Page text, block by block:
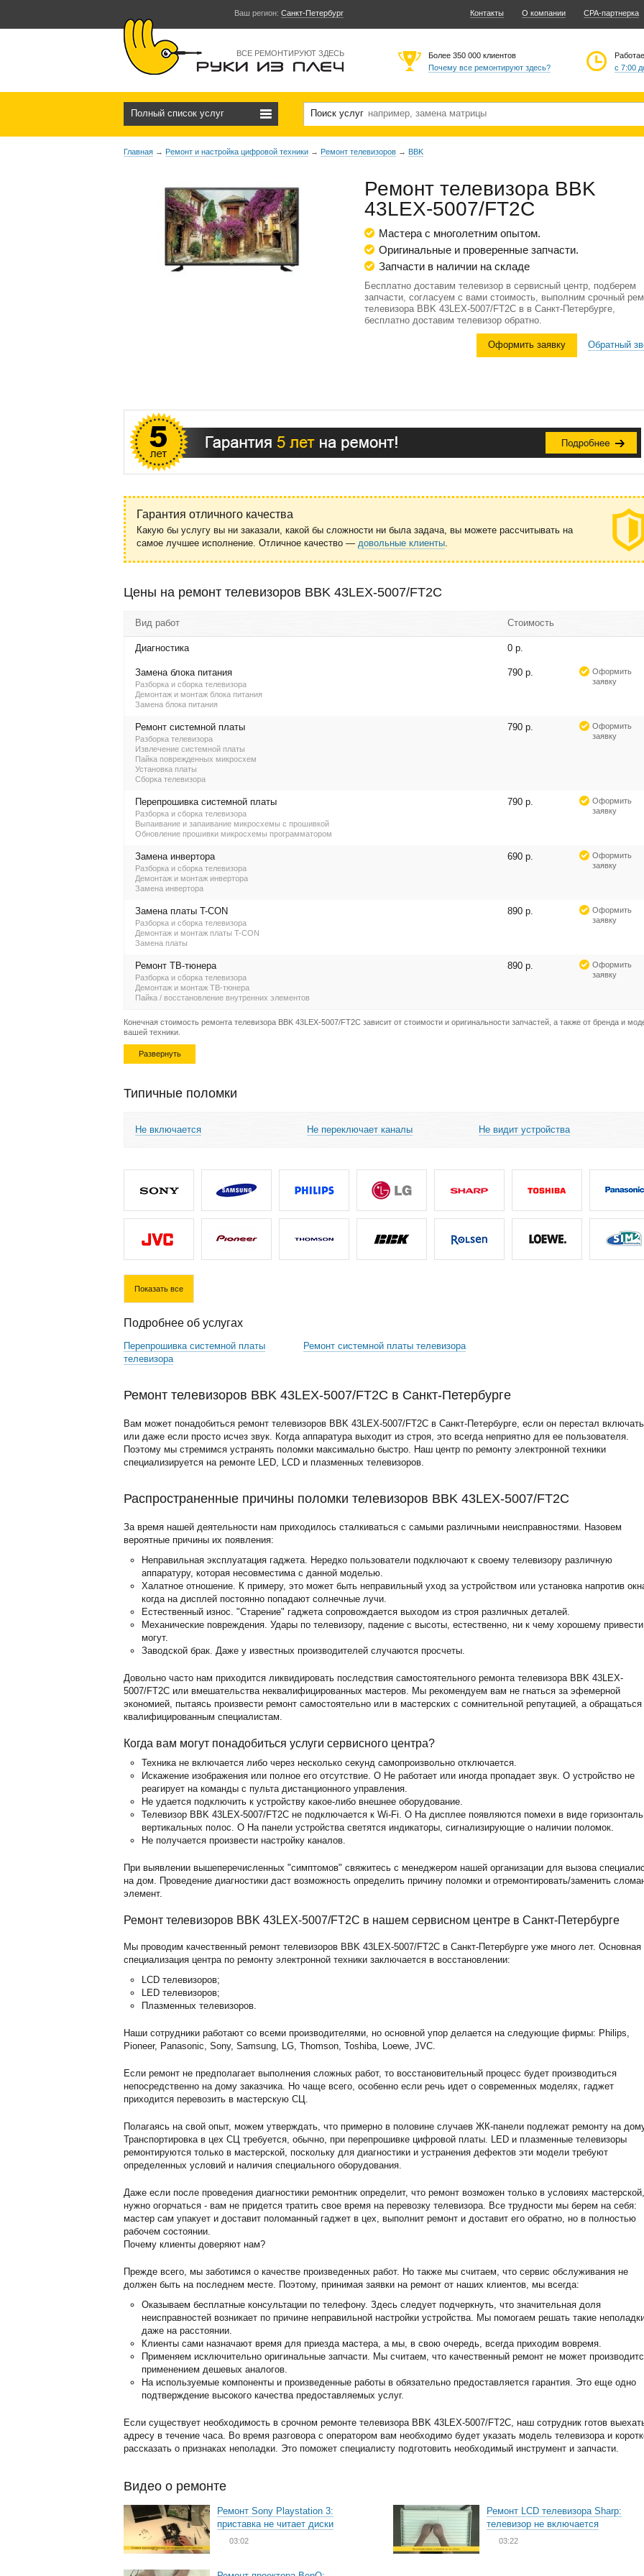
Ваш регион: Санкт-Петербург Контакты О компании CPA-партнерка
ВСЕ РЕМОНТИРУЮТ ЗДЕСЬ
с 7:00
Более 350 000 клиентов
Почему все ремонтируют здесь?
Полный список услуг Поиск услуг
Главная → Ремонт и настройка цифровой техники → Ремонт телевизоров → BBK
Ремонт телевизора BBK
43LEX-5007/FT2C
Мастера с многолетним опытом.
Оригинальные и проверенные запчасти.
Запчасти в наличии на складе
Бесплатно доставим телевизор в сервисный центр, подберем
запчасти, согласуем с вами стоимость, выполним срочный
телевизора BBK 43LEX-5007/FT2C в в Санкт-Петербурге,
бесплатно доставим телевизор обратно.
Оформить заявку Обратный
Гарантия отличного качества
Какую бы услугу вы ни заказали, какой бы сложности ни была задача, вы можете рассчитывать на
самое лучшее исполнение. Отличное качество — довольные клиенты.
Цены на ремонт телевизоров BBK 43LEX-5007/FT2C
Вид работ Стоимость
Диагностика 0 р.
Замена блока питания
Разборка и сборка телевизора
Демонтаж и монтаж блока питания
Замена блока питания
790 р.
Оформить
заявку
Ремонт системной платы
Разборка телевизора
Извлечение системной платы
Пайка поврежденных микросхем
Установка платы
Сборка телевизора
790 р.
Оформить
заявку
Перепрошивка системной платы
Разборка и сборка телевизора
Выпаивание и запаивание микросхемы с прошивкой
Обновление прошивки микросхемы программатором
790 р.
Оформить
заявку
Замена инвертора
Разборка и сборка телевизора
Демонтаж и монтаж инвертора
Замена инвертора
690 р.
Оформить
заявку
Замена платы T-CON
Разборка и сборка телевизора
Демонтаж и монтаж платы T-CON
Замена платы
890 р.
Оформить
заявку
Ремонт ТВ-тюнера
Разборка и сборка телевизора
Демонтаж и монтаж ТВ-тюнера
Пайка / восстановление внутренних элементов
890 р.
Оформить
заявку
Конечная стоимость ремонта телевизора BBK 43LEX-5007/FT2C зависит от стоимости и оригинальности запчастей, а также от бренда и
вашей техники.
Развернуть
Типичные поломки
Не включается Не переключает каналы Не видит устройства
Показать все
Подробнее об услугах
Перепрошивка системной платы
телевизора
Ремонт системной платы телевизора
Ремонт телевизоров BBK 43LEX-5007/FT2C в Санкт-Петербурге
Вам может понадобиться ремонт телевизоров BBK 43LEX-5007/FT2C в Санкт-Петербурге, если он перестал
или даже если просто исчез звук. Когда аппаратура выходит из строя, это всегда неприятно для ее пользователя.
Поэтому мы стремимся устранять поломки максимально быстро. Наш центр по ремонту электронной техники
специализируется на ремонте LED, LCD и плазменных телевизоров.
Распространенные причины поломки телевизоров BBK 43LEX-5007/FT2C
За время нашей деятельности нам приходилось сталкиваться с самыми различными неисправностями. Назовем
вероятные причины их появления:
Неправильная эксплуатация гаджета. Нередко пользователи подключают к своему телевизору различную
аппаратуру, которая несовместима с данной моделью.
Халатное отношение. К примеру, это может быть неправильный уход за устройством или установка напротив
когда на дисплей постоянно попадают солнечные лучи.
Естественный износ. "Старение" гаджета сопровождается выходом из строя различных деталей.
Механические повреждения. Удары по телевизору, падение с высоты, естественно, ни к чему хорошему
могут.
Заводской брак. Даже у известных производителей случаются просчеты.
Довольно часто нам приходится ликвидировать последствия самостоятельного ремонта телевизора BBK 43LEX-
5007/FT2C или вмешательства неквалифицированных мастеров. Мы рекомендуем вам не гнаться за эфемерной
экономией, пытаясь произвести ремонт самостоятельно или в мастерских с сомнительной репутацией, а обращаться
квалифицированным специалистам.
Когда вам могут понадобиться услуги сервисного центра?
Техника не включается либо через несколько секунд самопроизвольно отключается.
Искажение изображения или полное его отсутствие. O Не работает или иногда пропадает звук. O устройство не
реагирует на команды с пульта дистанционного управления.
Не удается подключить к устройству какое-либо внешнее оборудование.
Телевизор BBK 43LEX-5007/FT2C не подключается к Wi-Fi. O На дисплее появляются помехи в виде
вертикальных полос. O На панели устройства светятся индикаторы, сигнализирующие о наличии поломок.
Не получается произвести настройку каналов.
При выявлении вышеперечисленных "симптомов" свяжитесь с менеджером нашей организации для вызова
на дом. Проведение диагностики даст возможность определить причину поломки и отремонтировать/заменить
элемент.
Ремонт телевизоров BBK 43LEX-5007/FT2C в нашем сервисном центре в Санкт-Петербурге
Мы проводим качественный ремонт телевизоров BBK 43LEX-5007/FT2C в Санкт-Петербурге уже много лет. Основная
специализация центра по ремонту электронной техники заключается в восстановлении:
LCD телевизоров;
LED телевизоров;
Плазменных телевизоров.
Наши сотрудники работают со всеми производителями, но основной упор делается на следующие фирмы: Philips,
Pioneer, Panasonic, Sony, Samsung, LG, Thomson, Toshiba, Loewe, JVC.
Если ремонт не предполагает выполнения сложных работ, то восстановительный процесс будет производиться
непосредственно на дому заказчика. Но чаще всего, особенно если речь идет о современных моделях, гаджет
приходится перевозить в мастерскую СЦ.
Полагаясь на свой опыт, можем утверждать, что примерно в половине случаев ЖК-панели подлежат ремонту на
Транспортировка в цех СЦ требуется, обычно, при перепрошивке цифровой платы. LED и плазменные телевизоры
ремонтируются только в мастерской, поскольку для диагностики и устранения дефектов эти модели требуют
определенных условий и наличия специального оборудования.
Даже если после проведения диагностики ремонтник определит, что ремонт возможен только в условиях
нужно огорчаться - вам не придется тратить свое время на перевозку телевизора. Все трудности мы берем на себя:
мастер сам упакует и доставит поломанный гаджет в цех, выполнит ремонт и доставит его обратно, но в полностью
рабочем состоянии.
Почему клиенты доверяют нам?
Прежде всего, мы заботимся о качестве произведенных работ. Но также мы считаем, что сервис обслуживания не
должен быть на последнем месте. Поэтому, принимая заявки на ремонт от наших клиентов, мы всегда:
Оказываем бесплатные консультации по телефону. Здесь следует подчеркнуть, что значительная доля
неисправностей возникает по причине неправильной настройки устройства. Мы помогаем решать такие
даже на расстоянии.
Клиенты сами назначают время для приезда мастера, а мы, в свою очередь, всегда приходим вовремя.
Применяем исключительно оригинальные запчасти. Мы считаем, что качественный ремонт не может
применением дешевых аналогов.
На используемые компоненты и произведенные работы в обязательно предоставляется гарантия. Это еще одно
подтверждение высокого качества предоставляемых услуг.
Если существует необходимость в срочном ремонте телевизора BBK 43LEX-5007/FT2C, наш сотрудник готов
адресу в течение часа. Во время разговора с оператором вам необходимо будет указать модель телевизора и
рассказать о признаках неполадки. Это поможет специалисту подготовить необходимый инструмент и запчасти.
Видео о ремонте
Ремонт Sony Playstation 3:
приставка не читает диски
03:02
Ремонт LCD телевизора Sharp:
телевизор не включается
03:22